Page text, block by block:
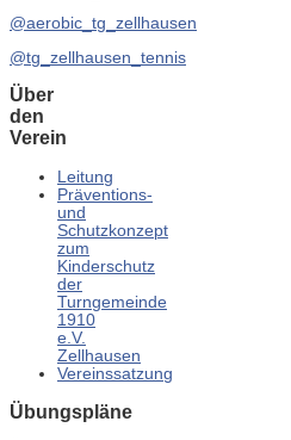
@aerobic_tg_zellhausen
@tg_zellhausen_tennis
Über
den
Verein
Leitung
Präventions-
und
Schutzkonzept
zum
Kinderschutz
der
Turngemeinde
1910
e.V.
Zellhausen
Vereinssatzung
Übungspläne